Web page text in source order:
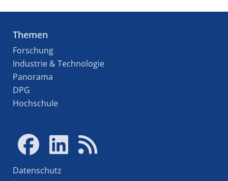
Themen
Forschung
Industrie & Technologie
Panorama
DPG
Hochschule
Datenschutz